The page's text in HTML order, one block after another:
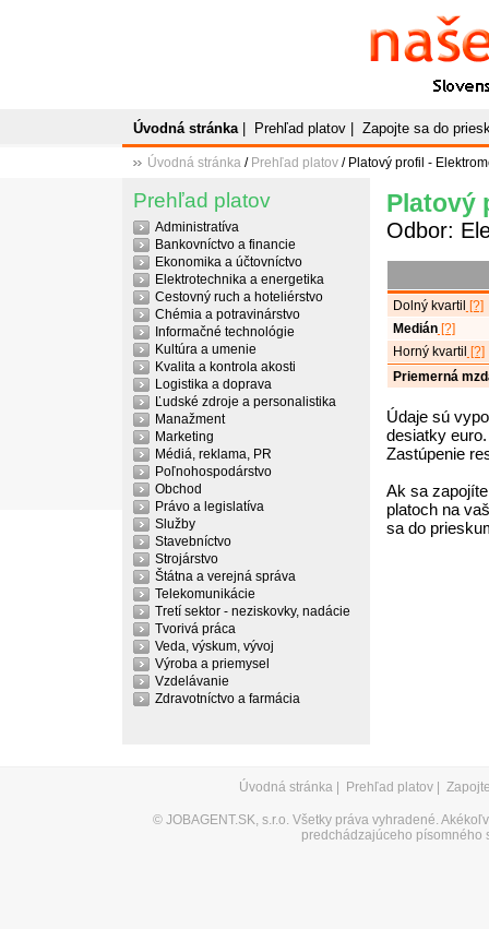
Naše
Slovenský
Úvodná stránka| Prehľad platov Zapojte sa do
Úvodná stránka / Prehľad platov / Platový profil -
Prehľad platov
Administratíva
Bankovníctvo a financie
Ekonomika a účtovníctvo
Elektrotechnika a energetika
Cestovný ruch a hoteliérstvo
Chémia a potravinárstvo
Informačné technológie
Kultúra a umenie
Kvalita a kontrola akosti
Logistika a doprava
Ľudské zdroje a personalistika
Manažment
Marketing
Médiá, reklama, PR
Poľnohospodárstvo
Obchod
Právo a legislatíva
Služby
Stavebníctvo
Strojárstvo
Štátna a verejná správa
Telekomunikácie
Tretí sektor - neziskovky, nadácie
Tvorivá práca
Veda, výskum, vývoj
Výroba a priemysel
Vzdelávanie
Zdravotníctvo a farmácia
Platový
Odbor:
Dolný kvartil
[?]
Medián[?]
Horný kvartil
[?]
Priemerná
Údaje sú
desiatky euro.
Zastúpenie
Ak sa
platoch na
sa do
Úvodná stránka Prehľad platov
© JOBAGENT.SK, s.r.o. Všetky práva vyhradené.
predchádzajúceho písomného